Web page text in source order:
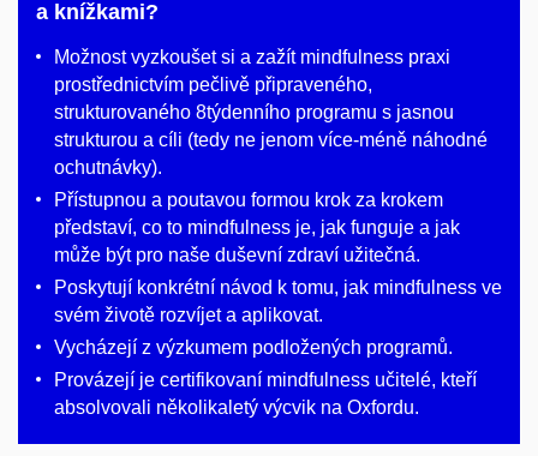
a knížkami?
Možnost vyzkoušet si a zažít mindfulness praxi
prostřednictvím pečlivě připraveného,
strukturovaného 8týdenního programu s jasnou
strukturou a cíli (tedy ne jenom více-méně náhodné
ochutnávky).
Přístupnou a poutavou formou krok za krokem
představí, co to mindfulness je, jak funguje a jak
může být pro naše duševní zdraví užitečná.
Poskytují konkrétní návod k tomu, jak mindfulness ve
svém životě rozvíjet a aplikovat.
Vycházejí z výzkumem podložených programů.
Provázejí je certifikovaní mindfulness učitelé, kteří
absolvovali několikaletý výcvik na Oxfordu.